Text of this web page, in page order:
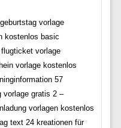
vorlage
kostenlos basic
vorlage
vorlage kostenlos
57
vorlage gratis 2 –
vorlagen kostenlos
text 24 kreationen für